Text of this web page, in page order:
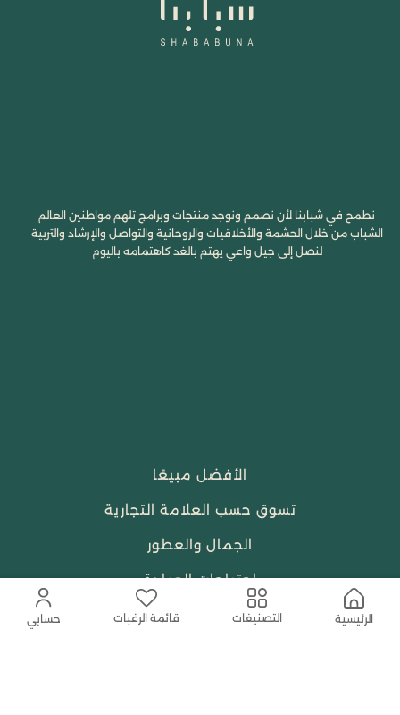
الرئيسية التصنيفات قائمة الرغبات حسابي
نطمح في شبابنا لأن نصمم ونوجد منتجات وبرامج تلهم مواطنين العالم
الشباب من خلال الحشمة والأخلاقيات والروحانية والتواصل والإرشاد والتربية
لنصل إلى جيل واعي يهتم بالغد كاهتمامه باليوم
الأفضل مبيعًا
تسوق حسب العلامة التجارية
الجمال والعطور
احتياجات العبادة